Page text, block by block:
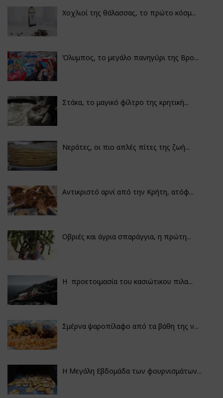
Χοχλιοί της θάλασσας, το πρώτο κόσμ...
Όλυμπος, το μεγάλο πανηγύρι της Βρο...
Στάκα, το μαγικό φίλτρο της κρητική...
Νεράτες, οι πιο απλές πίτες της ζωή...
Αντικριστό αρνί από την Κρήτη, ατόφ...
Οβριές και άγρια σπαράγγια, η πρώτη...
Η προετοιμασία του κασιώτικου πιλα...
Σμέρνα ψαροπίλαφο από τα βάθη της ν...
Η Μεγάλη Εβδομάδα των φουρνισμάτων...